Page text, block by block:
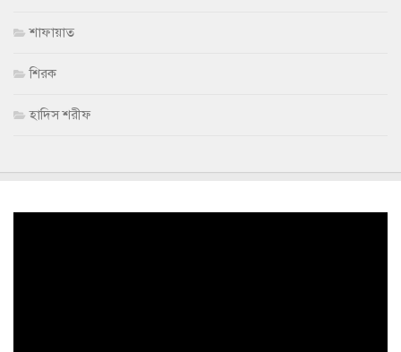
শাফায়াত
শিরক
হাদিস শরীফ